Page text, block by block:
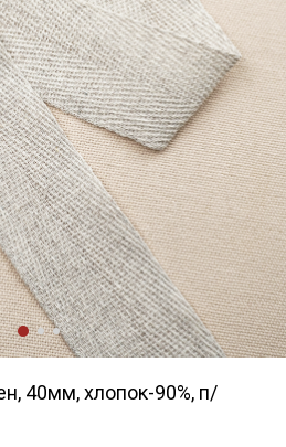
40мм, хлопок-90%, п/